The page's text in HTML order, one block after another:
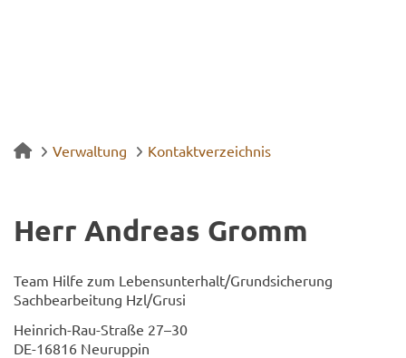
Verwaltung Kontaktverzeichnis
Herr An­dre­as Gromm
Team Hilfe zum Le­bens­un­ter­halt/Grund­si­che­rung
Sach­be­ar­bei­tung Hzl/Grusi
Heinrich-​Rau-Straße 27–30
DE-​16816 Neu­rup­pin